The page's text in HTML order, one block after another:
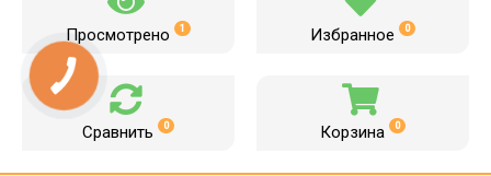
Просмотрено 1 Избранное 0
Сравнить 0 Корзина 0